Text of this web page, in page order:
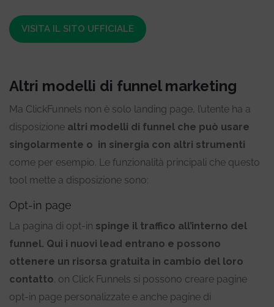
VISITA IL SITO UFFICIALE
Altri modelli di funnel marketing
Ma ClickFunnels non è solo landing page, l’utente ha a
disposizione altri modelli di funnel che può usare
singolarmente o in sinergia con altri strumenti
come per esempio. Le funzionalità principali che questo
tool mette a disposizione sono:
Opt-in page
La pagina di opt-in spinge il traffico all’interno del
funnel. Qui i nuovi lead entrano e possono
ottenere un risorsa gratuita in cambio del loro
contatto. on Click Funnels si possono creare pagine
opt-in page personalizzate e anche pagine di